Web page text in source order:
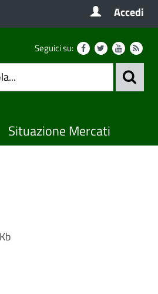
Accedi
Seguici su:
Situazione Mercati